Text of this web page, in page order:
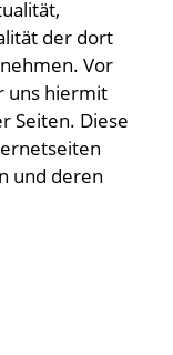
der dort
Vor
uns hiermit
Seiten. Diese
und deren